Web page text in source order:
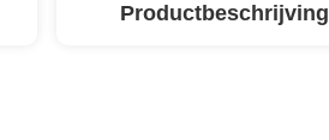
Productbeschrijving